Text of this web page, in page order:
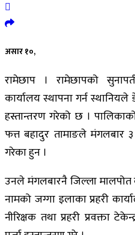
असार १०,
रामेछाप । रामेछापको
कार्यालय स्थापना गर्न
हस्तान्तरण गरेको छ ।
फत्त बहादुर तामाङले मंगलबार
गरेका हुन ।
उनले मंगलबारनै जिल्ला
नामको जग्गा इलाका प्रहरी
नीरिक्षक तथा प्रहरी प्रवक्ता